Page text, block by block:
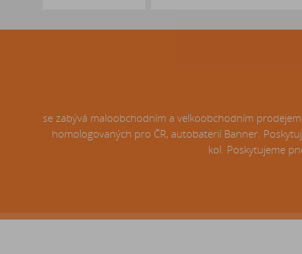
se zabývá maloobchodním a velkoobchodním
homologovaných pro ČR, autobaterií Banner.
kol. Poskytujeme